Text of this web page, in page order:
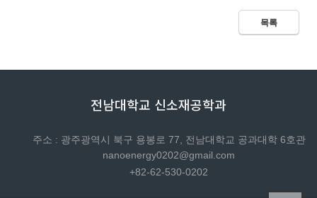
목록
전남대학교 신소재공학과
주소 : 광주광역시 북구 용봉로 77, 전남대학교 공과대학 6호관
nanoenergy0202@gmail.com
+82-62-530-0202